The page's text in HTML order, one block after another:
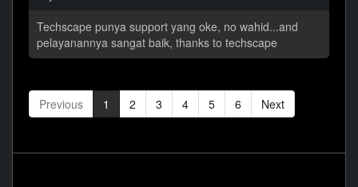
Techscape punya support yang oke, no wahid...and
pelayanannya sangat baik, thanks to techscape
Previous 1 2 3 4 5 6 Next